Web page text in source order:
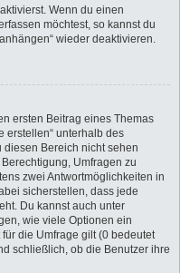
Wenn du einen
möchtest, so kannst du
wieder deaktivieren.
ersten Beitrag eines Themas
erstellen“ unterhalb des
diesen Bereich nicht sehen
Umfragen zu
zwei Antwortmöglichkeiten in
sicherstellen, dass jede
Du kannst auch unter
wie viele Optionen ein
die Umfrage gilt (0 bedeutet
schließlich, ob die Benutzer ihre